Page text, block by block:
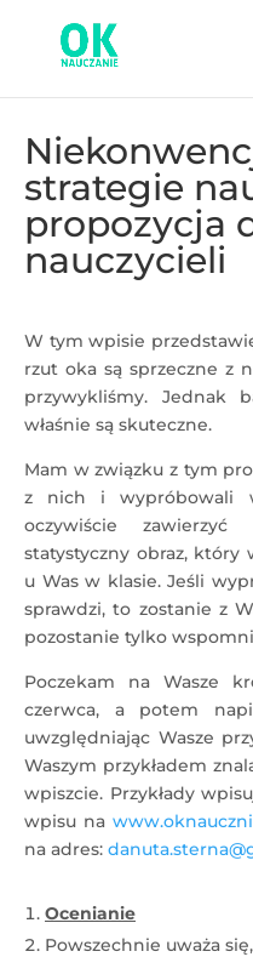
strategie
propozycja
nauczycieli
W tym wpisie
rzut oka są sprzeczne z
przywykliśmy. Jednak
właśnie są skuteczne.
Mam w związku z tym
z nich i wypróbowali
oczywiście
statystyczny obraz, który
u Was w klasie. Jeśli
sprawdzi, to zostanie z
pozostanie tylko
Poczekam na Wasze
czerwca, a potem
uwzględniając Wasze
Waszym przykładem
wpiszcie. Przykłady
wpisu na
na adres:
Ocenianie
Powszechnie uważa